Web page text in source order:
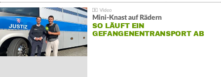
Mini-Knast auf Rädern
SO LÄUFT EIN
GEFANGENENTRANSPORT AB